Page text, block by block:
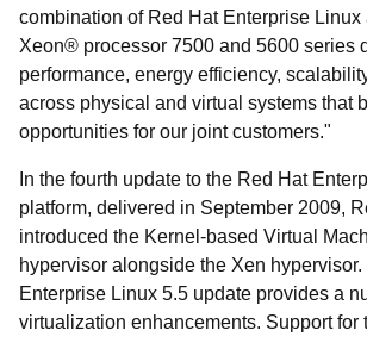
combination of Red Hat Enterprise
Xeon® processor 7500 and 5600 series
performance, energy efficiency,
across physical and virtual systems that
opportunities for our joint customers."
In the fourth update to the Red Hat
platform, delivered in September 2009,
introduced the Kernel-based Virtual
hypervisor alongside the Xen
Enterprise Linux 5.5 update provides a
virtualization enhancements. Support for